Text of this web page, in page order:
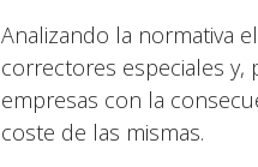
Analizando la normativa
correctores especiales y,
empresas con la
coste de las mismas.